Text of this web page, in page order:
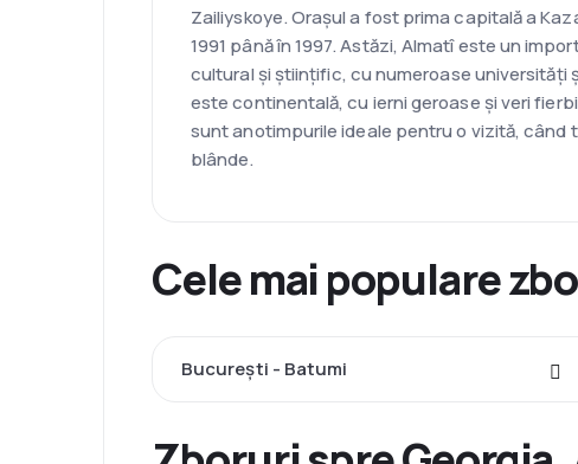
Zailiyskoye. Orașul a fost prima capitală a
1991 până în 1997. Astăzi, Almatî este un
cultural și științific, cu numeroase universități
este continentală, cu ierni geroase și veri
sunt anotimpurile ideale pentru o vizită, când
blânde.
Cele mai populare
București - Batumi